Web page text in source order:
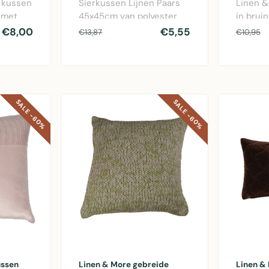
€8,00
Sierkussen Lijnen Paars
45x45cm van polyester
met verfijnd lijnenpatroon
€13,87 €5,55
Linen
in
een
€10,95
SALE -60% SALE -60%
Linen & More gebreide
Linen &